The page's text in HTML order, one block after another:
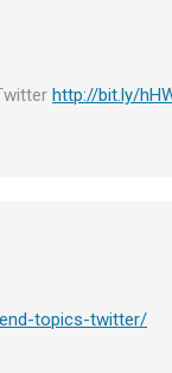
http://bit.ly/
topics-twitter/